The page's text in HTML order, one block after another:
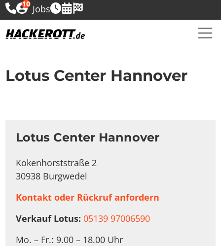
10 Jobs
Lotus Center Hannover
Lotus Center Hannover
Kokenhorststraße 2
30938 Burgwedel
Kontakt oder Rückruf anfordern
Verkauf Lotus: 05139 97006590
Mo. – Fr.: 9.00 – 18.00 Uhr